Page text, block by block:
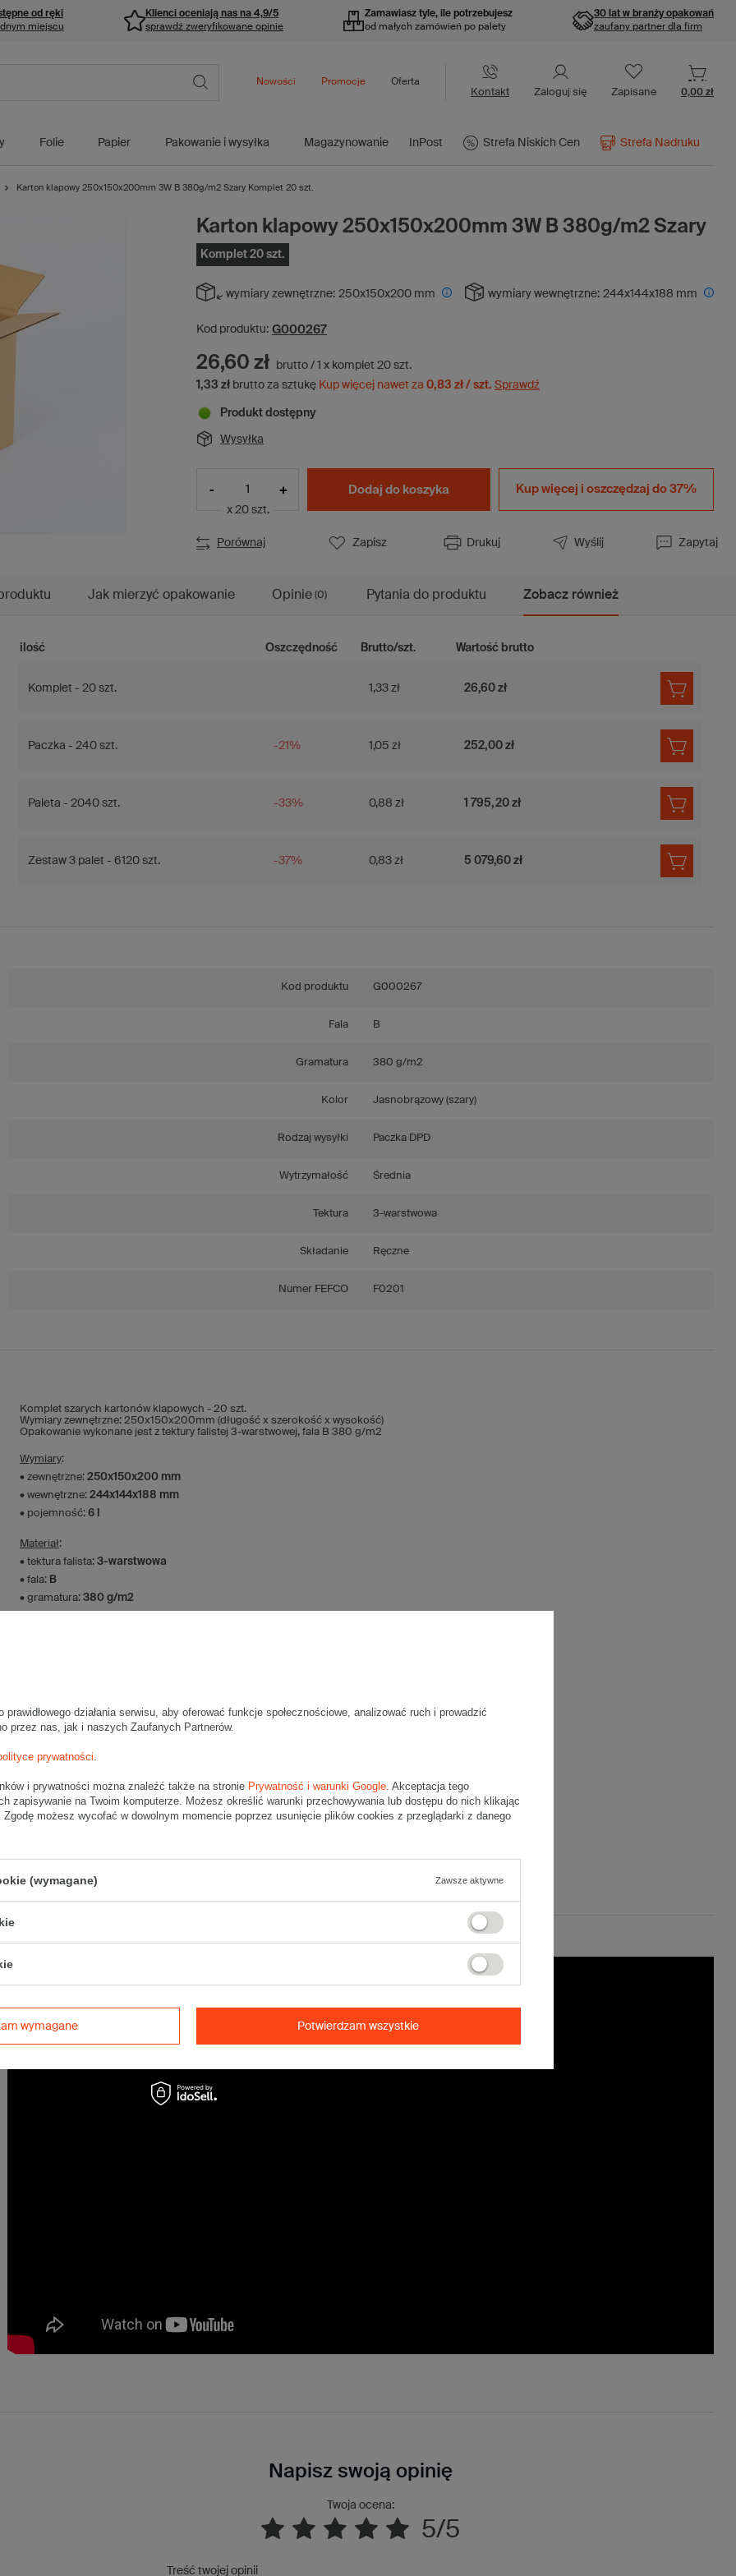
od ręki
miejscu
Klienci oceniają nas na 4,9/5
sprawdź zweryfikowane opinie
Zamawiasz tyle, ile potrzebujesz
od małych zamówień po palety
30 lat w branży opakowań
zaufany partner dla firm
Kontakt Zaloguj się Zapisane 0,00 zł
Folie Papier Pakowanie i wysyłka Magazynowanie InPost Strefa Niskich Cen Strefa Nadruku
Nowości Promocje Oferta
Karton klapowy 250x150x200mm 3W B 380g/m2 Szary Komplet 20 szt.
Karton klapowy 250x150x200mm 3W B 380g/m2 Szary
Komplet 20 szt.
wymiary zewnętrzne: 250x150x200 mm wymiary wewnętrzne: 244x144x188 mm
Kod produktu: G000267
26,60 zł brutto / 1 x komplet 20 szt.
1,33 zł brutto za sztukę Kup więcej nawet za 0,83 zł / szt. Sprawdź
Produkt dostępny
Wysyłka
- +
x 20 szt.
Dodaj do koszyka Kup więcej i oszczędzaj do 37%
Porównaj Zapisz Drukuj Wyślij Zapytaj
Jak mierzyć opakowanie Opinie (0) Pytania do produktu Zobacz również
ilość Oszczędność Brutto/szt. Wartość brutto
Komplet - 20 szt. 1,33 zł 26,60 zł
Paczka - 240 szt. -21% 1,05 zł 252,00 zł
Paleta - 2040 szt. -33% 0,88 zł 1 795,20 zł
Zestaw 3 palet - 6120 szt. -37% 0,83 zł 5 079,60 zł
Kod produktu G000267
Fala B
Gramatura 380 g/m2
Kolor Jasnobrązowy (szary)
Rodzaj wysyłki Paczka DPD
Wytrzymałość Średnia
Tektura 3-warstwowa
Składanie Ręczne
Numer FEFCO F0201
Komplet szarych kartonów klapowych - 20 szt.
Wymiary zewnętrzne: 250x150x200mm (długość x szerokość x wysokość)
Opakowanie wykonane jest z tektury falistej 3-warstwowej, fala B 380 g/m2
Wymiary:
• zewnętrzne: 250x150x200 mm
• wewnętrzne: 244x144x188 mm
• pojemność: 6 l
Materiał:
• tektura falista: 3-warstwowa
• fala: B
• gramatura: 380 g/m2
Karton nadaje się do pakowania wysyłek kurierskich:
• Poczta Polska List L
• Pocztex M
• Orlen Paczka M
Napisz swoją opinię
Twoja ocena:
5/5
Treść twojej opinii
działania serwisu, aby oferować funkcje społecznościowe, analizować ruch i prowadzić
przez nas, jak i naszych Zaufanych Partnerów.
prywatności.
i prywatności można znaleźć także na stronie Prywatność i warunki Google. Akceptacja tego
zapisywanie na Twoim komputerze. Możesz określić warunki przechowywania lub dostępu do nich klikając
Zgodę możesz wycofać w dowolnym momencie poprzez usunięcie plików cookies z przeglądarki z danego
(wymagane) Zawsze aktywne
wymagane Potwierdzam wszystkie